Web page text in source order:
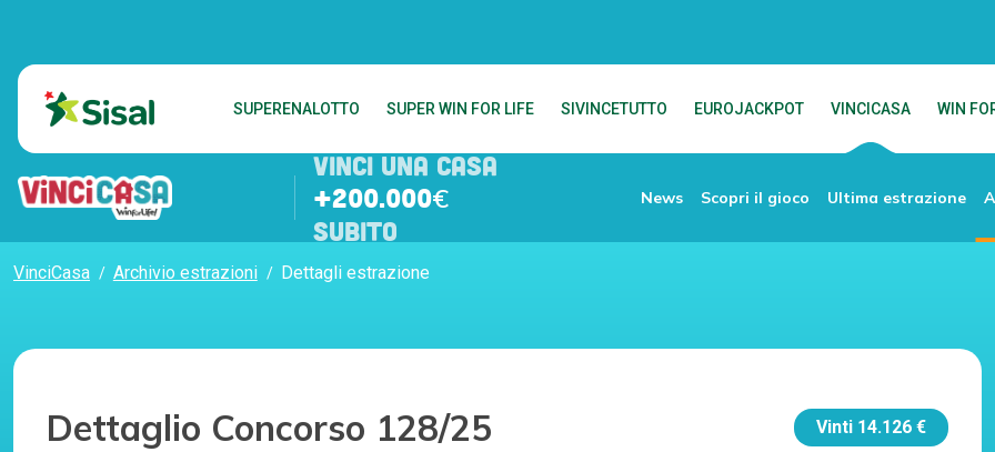
SUPERENALOTTO SUPER WIN FOR LIFE SIVINCETUTTO EUROJACKPOT VINCICASA WIN
VINCI UNA CASA
+200.000€
SUBITO
News Scopri il gioco Ultima estrazione
VinciCasa Archivio estrazioni Dettagli estrazione
Dettaglio Concorso 128/25 Vinti 14.126 €